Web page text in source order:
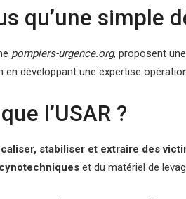
qu’une simple
pompiers-urgence.org, proposent
en développant une expertise
l’USAR ?
stabiliser et extraire des
et du matériel de